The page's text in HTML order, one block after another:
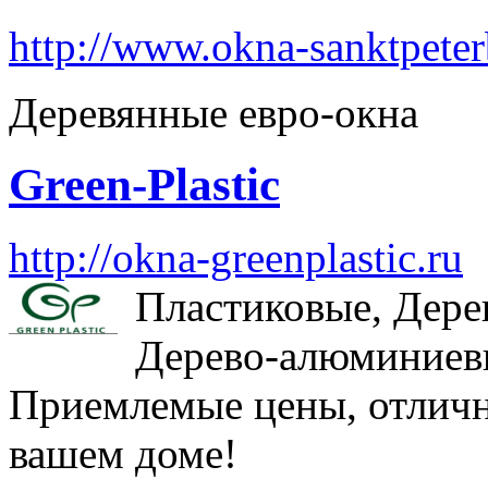
http://www.okna-
Деревянные евро-окна
Green-Plastic
http://okna-greenplastic.ru
Пластиковые,
Дерево-
Приемлемые цены,
вашем доме!